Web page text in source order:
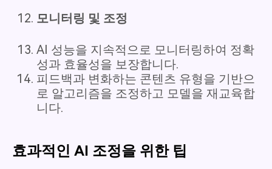
모니터링 및 조정
AI 성능을 지속적으로 모니터링하여 정확
성과 효율성을 보장합니다.
피드백과 변화하는 콘텐츠 유형을 기반으
로 알고리즘을 조정하고 모델을 재교육합
니다.
효과적인 AI 조정을 위한 팁